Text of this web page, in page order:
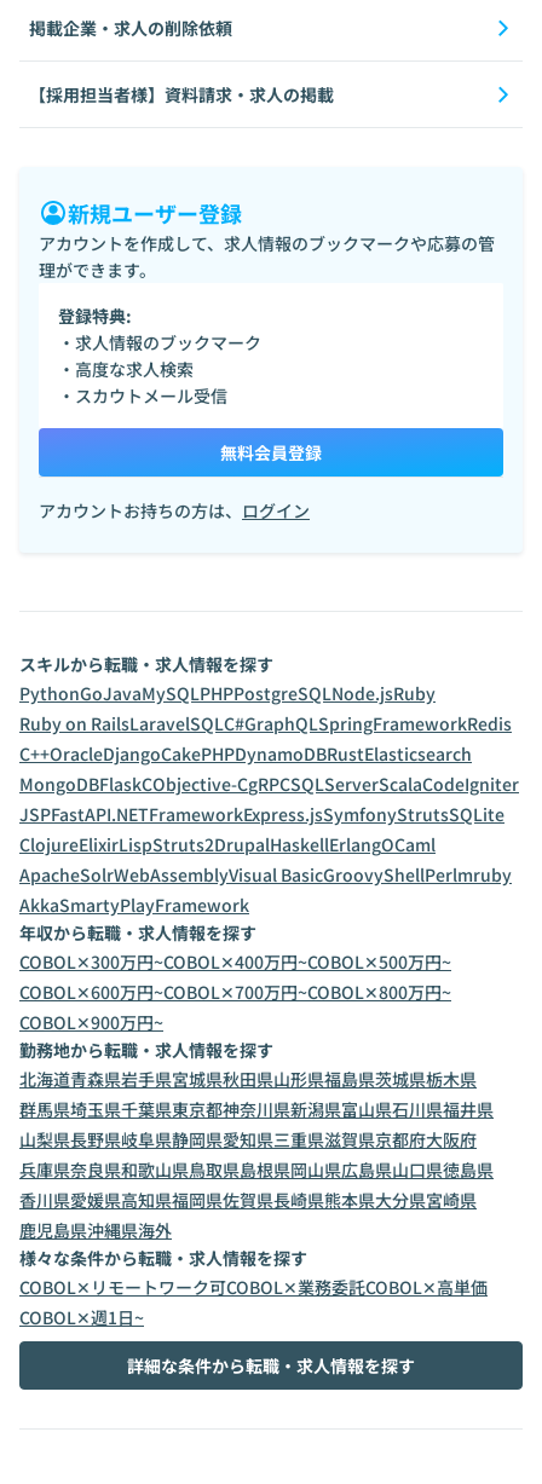
掲載企業・求人の削除依頼
【採用担当者様】資料請求・求人の掲載
新規ユーザー登録
アカウントを作成して、求人情報のブックマークや応募の管
理ができます。
登録特典:
・求人情報のブックマーク
・高度な求人検索
・スカウトメール受信
無料会員登録
アカウントお持ちの方は、 ログイン
スキルから転職・求人情報を探す
PythonGoJavaMySQLPHPPostgreSQLNode.jsRuby
Ruby on RailsLaravelSQLC#GraphQLSpringFrameworkRedis
C++OracleDjangoCakePHPDynamoDBRustElasticsearch
MongoDBFlaskCObjective-CgRPCSQLServerScalaCodeIgniter
JSPFastAPI.NETFrameworkExpress.jsSymfonyStrutsSQLite
ClojureElixirLispStruts2DrupalHaskellErlangOCaml
ApacheSolrWebAssemblyVisual BasicGroovyShellPerlmruby
AkkaSmartyPlayFramework
年収から転職・求人情報を探す
COBOL✕300万円~COBOL✕400万円~COBOL✕500万円~
COBOL✕600万円~COBOL✕700万円~COBOL✕800万円~
COBOL✕900万円~
勤務地から転職・求人情報を探す
北海道青森県岩手県宮城県秋田県山形県福島県茨城県栃木県
群馬県埼玉県千葉県東京都神奈川県新潟県富山県石川県福井県
山梨県長野県岐阜県静岡県愛知県三重県滋賀県京都府大阪府
兵庫県奈良県和歌山県鳥取県島根県岡山県広島県山口県徳島県
香川県愛媛県高知県福岡県佐賀県長崎県熊本県大分県宮崎県
鹿児島県沖縄県海外
様々な条件から転職・求人情報を探す
COBOL✕リモートワーク可COBOL✕業務委託COBOL✕高単価
COBOL✕週1日~
詳細な条件から転職・求人情報を探す